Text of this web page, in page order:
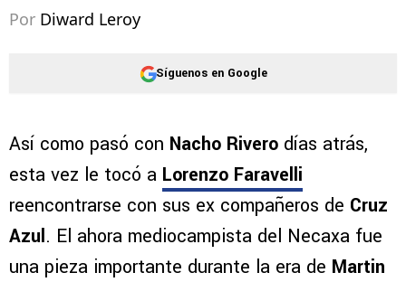
Por Diward Leroy
Síguenos en Google
Así como pasó con Nacho Rivero días atrás,
esta vez le tocó a Lorenzo Faravelli
reencontrarse con sus ex compañeros de Cruz
Azul. El ahora mediocampista del Necaxa fue
una pieza importante durante la era de Martin